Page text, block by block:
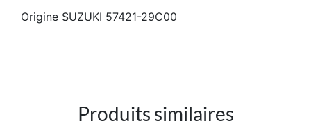
Origine SUZUKI 57421-29C00
Produits similaires